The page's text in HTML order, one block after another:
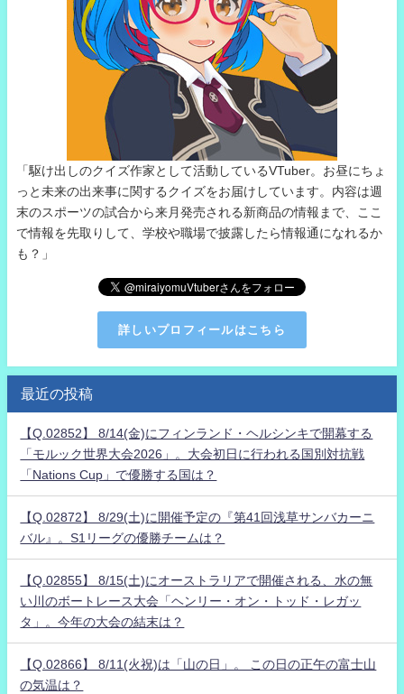
「駆け出しのクイズ作家として活動しているVTuber。お昼にちょ
っと未来の出来事に関するクイズをお届けしています。内容は週
末のスポーツの試合から来月発売される新商品の情報まで、ここ
で情報を先取りして、学校や職場で披露したら情報通になれるか
も？」
詳しいプロフィールはこちら
最近の投稿
【Q.02852】 8/14(金)にフィンランド・ヘルシンキで開幕する
「モルック世界大会2026」。大会初日に行われる国別対抗戦
「Nations Cup」で優勝する国は？
【Q.02872】 8/29(土)に開催予定の『第41回浅草サンバカーニ
バル』。S1リーグの優勝チームは？
【Q.02855】 8/15(土)にオーストラリアで開催される、水の無
い川のボートレース大会「ヘンリー・オン・トッド・レガッ
タ」。今年の大会の結末は？
【Q.02866】 8/11(火祝)は「山の日」。 この日の正午の富士山
の気温は？